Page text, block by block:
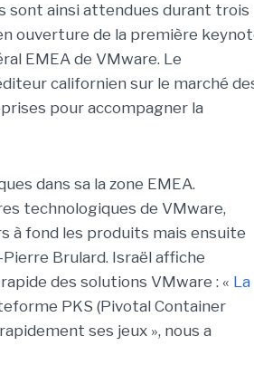
sont ainsi attendues durant trois
ouverture de la première
EMEA de VMware. Le
californien sur le marché
pour accompagner la
dans sa la zone EMEA.
technologiques de VMware,
à fond les produits mais ensuite
Brulard. Israël affiche
des solutions VMware : « La
PKS (Pivotal Container
ses jeux », nous a